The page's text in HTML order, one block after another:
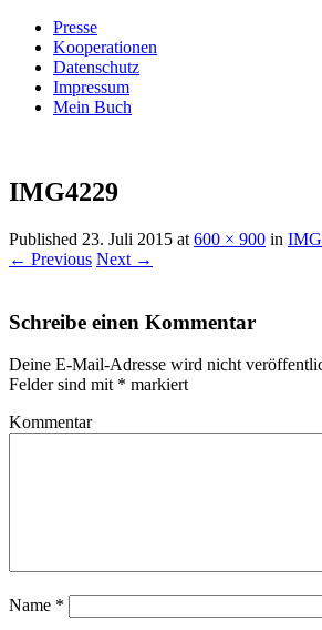
Presse
Kooperationen
Datenschutz
Impressum
Mein Buch
Villa König
IMG4229
Published 23. Juli 2015 at 600 × 900 in
← Previous Next →
Schreibe einen Kommentar
Deine E-Mail-Adresse wird nicht
Felder sind mit * markiert
Kommentar
Name *